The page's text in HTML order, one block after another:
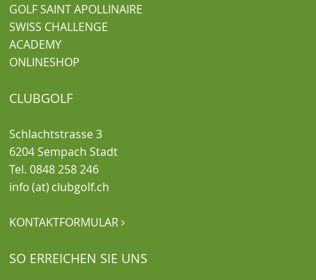
GOLF SAINT APOLLINAIRE
SWISS CHALLENGE
ACADEMY
ONLINESHOP
CLUBGOLF
Schlachtstrasse 3
6204 Sempach Stadt
Tel. 0848 258 246
info (at) clubgolf.ch
KONTAKTFORMULAR
SO ERREICHEN SIE UNS